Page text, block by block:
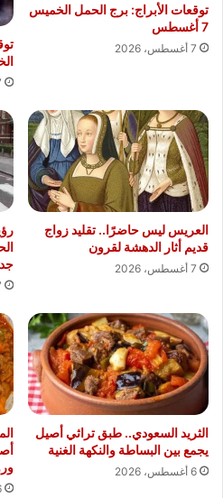
توقعات الأبراج: برج الحمل الخميس
7 أغسطس
7 أغسطس، 2026
7
العريس ليس حاضرًا.. تقليد زواج
قديم أثار الدهشة لقرون
7 أغسطس، 2026
7
الثريد السعودي.. طبق تراثي أصيل
يجمع بين البساطة والنكهة الغنية
6 أغسطس، 2026
6